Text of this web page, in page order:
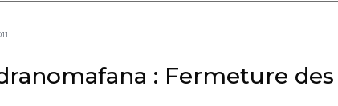
: Fermeture